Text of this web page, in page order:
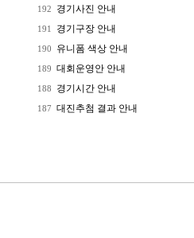
192 경기사진 안내
191 경기구장 안내
190 유니폼 색상 안내
189 대회운영안 안내
188 경기시간 안내
187 대진추첨 결과 안내